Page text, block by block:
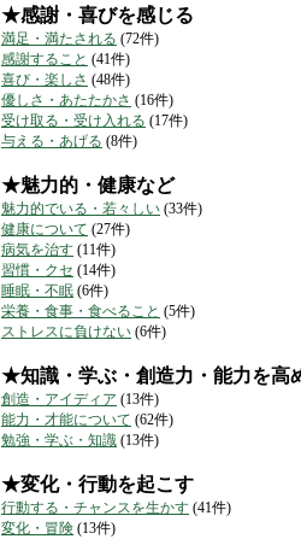
★感謝・喜びを感じる
満足・満たされる (72件)
感謝すること (41件)
喜び・楽しさ (48件)
優しさ・あたたかさ (16件)
受け取る・受け入れる (17件)
与える・あげる (8件)
★魅力的・健康など
魅力的でいる・若々しい (33件)
健康について (27件)
病気を治す (11件)
習慣・クセ (14件)
睡眠・不眠 (6件)
栄養・食事・食べること (5件)
ストレスに負けない (6件)
★知識・学ぶ・創造力・能力を高
創造・アイディア (13件)
能力・才能について (62件)
勉強・学ぶ・知識 (13件)
★変化・行動を起こす
行動する・チャンスを生かす (41件)
変化・冒険 (13件)